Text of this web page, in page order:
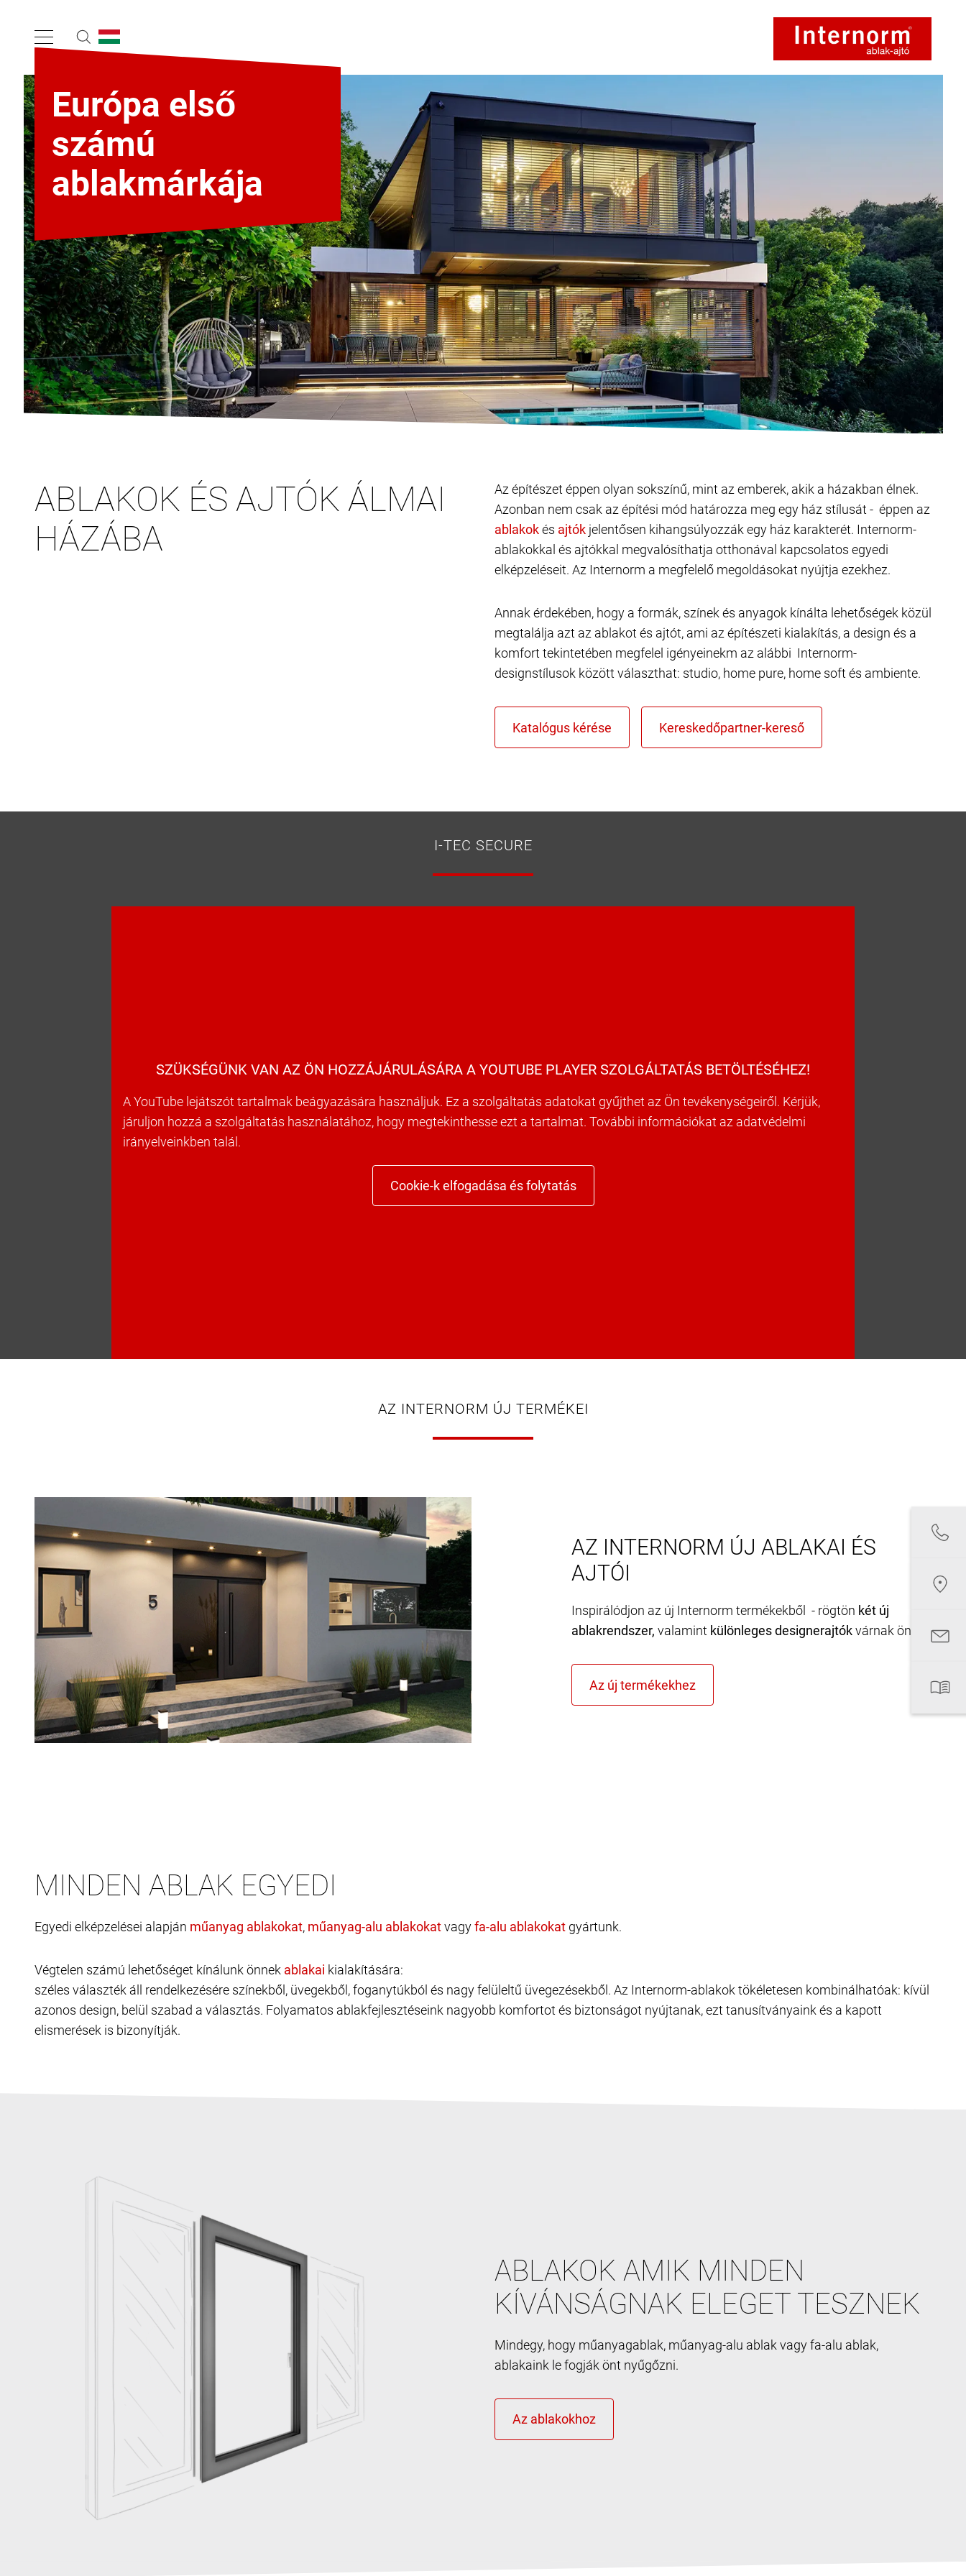
Európa első
számú
ablakmárkája
ABLAKOK ÉS AJTÓK ÁLMAI
HÁZÁBA
Az építészet éppen olyan sokszínű, mint az emberek, akik a házakban élnek.
Azonban nem csak az építési mód határozza meg egy ház stílusát - éppen az
és
jelentősen kihangsúlyozzák egy ház karakterét. Internorm-
ablakokkal és ajtókkal megvalósíthatja otthonával kapcsolatos egyedi
elképzeléseit. Az Internorm a megfelelő megoldásokat nyújtja ezekhez.
Annak érdekében, hogy a formák, színek és anyagok kínálta lehetőségek közül
megtalálja azt az ablakot és ajtót, ami az építészeti kialakítás, a design és a
komfort tekintetében megfelel igényeinekm az alábbi Internorm-
designstílusok között választhat: studio, home pure, home soft és ambiente.
I-TEC SECURE
SZÜKSÉGÜNK VAN AZ ÖN HOZZÁJÁRULÁSÁRA A YOUTUBE PLAYER SZOLGÁLTATÁS BETÖLTÉSÉHEZ!
A YouTube lejátszót tartalmak beágyazására használjuk. Ez a szolgáltatás adatokat gyűjthet az Ön tevékenységeiről. Kérjük,
járuljon hozzá a szolgáltatás használatához, hogy megtekinthesse ezt a tartalmat. További információkat az adatvédelmi
irányelveinkben talál.
Cookie-k elfogadása és folytatás
AZ INTERNORM ÚJ TERMÉKEI
AZ INTERNORM ÚJ ABLAKAI ÉS
AJTÓI
Inspirálódjon az új Internorm termékekből - rögtön két új
ablakrendszer, valamint különleges designerajtókvárnak önre.
MINDEN ABLAK EGYEDI
Egyedi elképzelései alapján , vagy gyártunk.
Végtelen számú lehetőséget kínálunk önnek
kialakítására:
széles választék áll rendelkezésére színekből, üvegekből, foganytúkból és nagy felüleltű üvegezésekből. Az Internorm-ablakok tökéletesen kombinálhatóak: kívül
azonos design, belül szabad a választás. Folyamatos ablakfejlesztéseink nagyobb komfortot és biztonságot nyújtanak, ezt tanusítványaink és a kapott
elismerések is bizonyítják.
ABLAKOK AMIK MINDEN
KÍVÁNSÁGNAK ELEGET TESZNEK
Mindegy, hogy műanyagablak, műanyag-alu ablak vagy fa-alu ablak,
ablakaink le fogják önt nyűgőzni.